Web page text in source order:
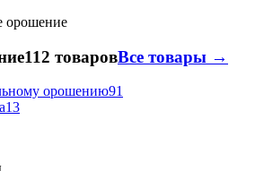
орошение
112 товаровВсе товары →
орошению91
13